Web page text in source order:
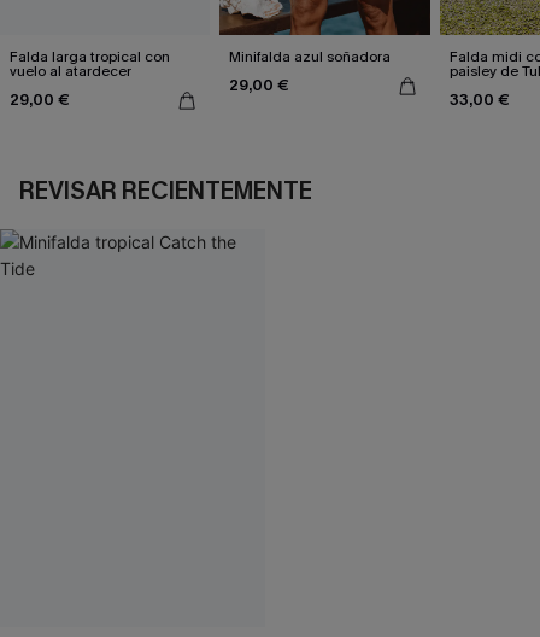
Falda larga tropical con
vuelo al atardecer
29,00 €
Minifalda azul soñadora
29,00 €
Falda midi
paisley de
33,00 €
REVISAR RECIENTEMENTE